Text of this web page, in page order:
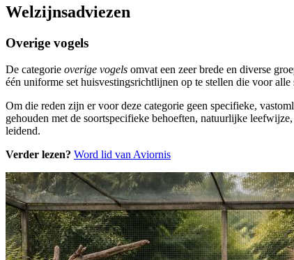
Welzijnsadviezen
Overige vogels
De categorie overige vogels omvat een zeer brede en diverse
één uniforme set huisvestingsrichtlijnen op te stellen die voor
Om die reden zijn er voor deze categorie geen specifieke,
gehouden met de soortspecifieke behoeften, natuurlijke
leidend.
Verder lezen? Word lid van Aviornis